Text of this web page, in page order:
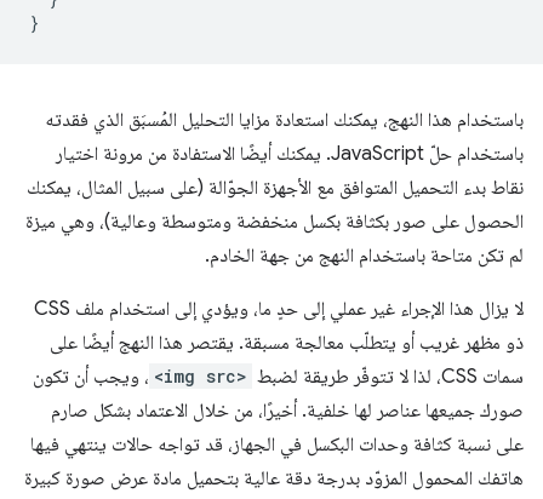
}
باستخدام هذا النهج، يمكنك استعادة مزايا التحليل المُسبَق الذي فقدته
باستخدام حلّ JavaScript. يمكنك أيضًا الاستفادة من مرونة اختيار
نقاط بدء التحميل المتوافق مع الأجهزة الجوّالة (على سبيل المثال، يمكنك
الحصول على صور بكثافة بكسل منخفضة ومتوسطة وعالية)، وهي ميزة
لم تكن متاحة باستخدام النهج من جهة الخادم.
لا يزال هذا الإجراء غير عملي إلى حدٍ ما، ويؤدي إلى استخدام ملف CSS
ذو مظهر غريب أو يتطلّب معالجة مسبقة. يقتصر هذا النهج أيضًا على
سمات CSS، لذا لا تتوفّر طريقة لضبط
<img src> ، ويجب أن تكون
صورك جميعها عناصر لها خلفية. أخيرًا، من خلال الاعتماد بشكل صارم
على نسبة كثافة وحدات البكسل في الجهاز، قد تواجه حالات ينتهي فيها
هاتفك المحمول المزوّد بدرجة دقة عالية بتحميل مادة عرض صورة كبيرة